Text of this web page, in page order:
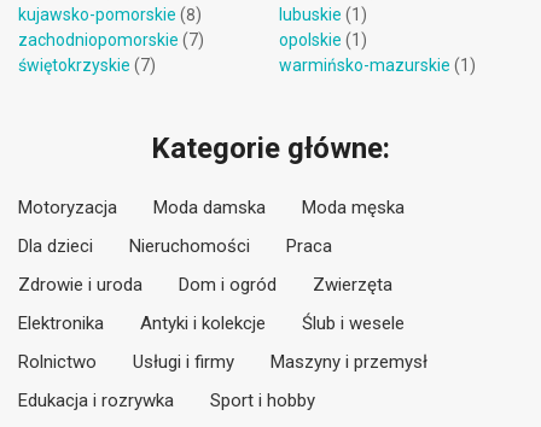
kujawsko-pomorskie (8)
zachodniopomorskie (7)
świętokrzyskie (7)
lubuskie (1)
opolskie (1)
warmińsko-mazurskie (1)
Kategorie główne:
Motoryzacja Moda damska
Moda męska
Dla dzieci
Nieruchomości
Praca
Zdrowie i uroda
Dom i ogród
Zwierzęta
Elektronika
Antyki i kolekcje
Ślub i wesele
Rolnictwo
Usługi i firmy
Maszyny i przemysł
Edukacja i rozrywka
Sport i hobby